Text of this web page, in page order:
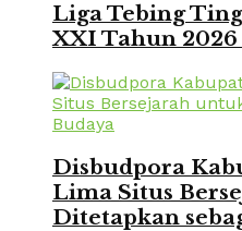
Liga Tebing
XXI Tahun
Disbudpora
Lima Situs
Ditetapkan